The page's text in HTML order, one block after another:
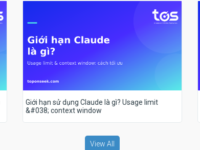
Giới hạn sử dụng Claude là gì? Usage limit
&#038; context window
View All